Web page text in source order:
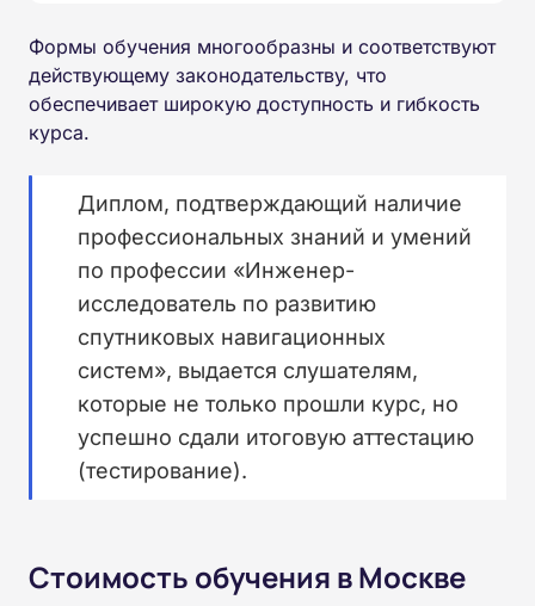
Формы обучения многообразны и соответствуют
действующему законодательству, что
обеспечивает широкую доступность и гибкость
курса.
Диплом, подтверждающий наличие
профессиональных знаний и умений
по профессии «Инженер-
исследователь по развитию
спутниковых навигационных
систем», выдается слушателям,
которые не только прошли курс, но
успешно сдали итоговую аттестацию
(тестирование).
Стоимость обучения в Москве